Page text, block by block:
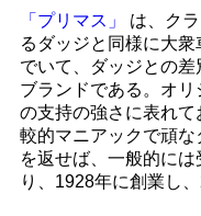
「プリマス」
は、ク
るダッジと同様に大
でいて、ダッジとの
ブランドである。オ
の支持の強さに表れて
較的マニアックで頑
を返せば、一般的に
り、1928年に創業し